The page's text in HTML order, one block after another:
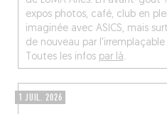
expos photos, café, club en
imaginée avec ASICS, mais
de nouveau par
Toutes les infos par là.
1 JUIL. 2026